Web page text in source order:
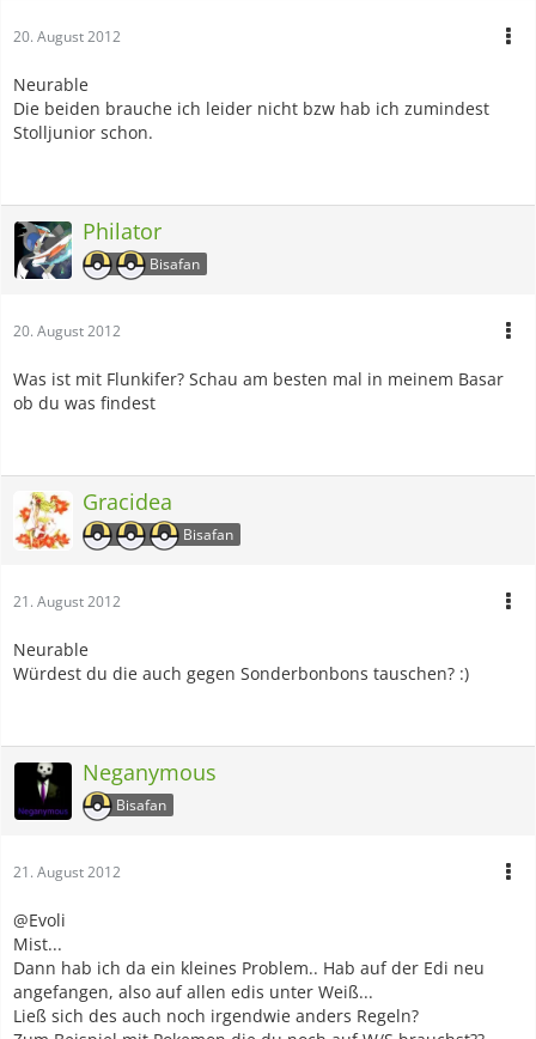
20. August 2012
Neurable
Die beiden brauche ich leider nicht bzw hab ich zumindest
Stolljunior schon.
Philator
Bisafan
20. August 2012
Was ist mit Flunkifer? Schau am besten mal in meinem Basar
ob du was findest
Gracidea
Bisafan
21. August 2012
Neurable
Würdest du die auch gegen Sonderbonbons tauschen? :)
Neganymous
Bisafan
21. August 2012
@Evoli
Mist...
Dann hab ich da ein kleines Problem.. Hab auf der Edi neu
angefangen, also auf allen edis unter Weiß...
Ließ sich des auch noch irgendwie anders Regeln?